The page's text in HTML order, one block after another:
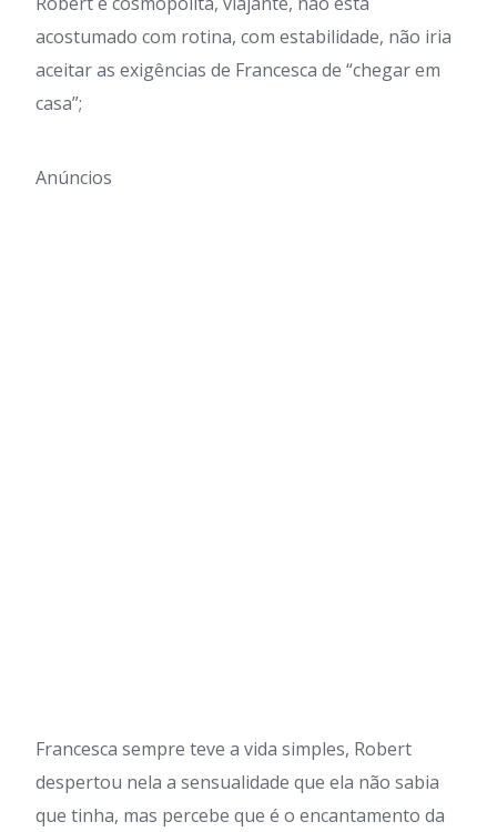
acostumado com rotina, com estabilidade, não iria
aceitar as exigências de Francesca de “chegar em
casa”;
Anúncios
Francesca sempre teve a vida simples, Robert
despertou nela a sensualidade que ela não sabia
que tinha, mas percebe que é o encantamento da